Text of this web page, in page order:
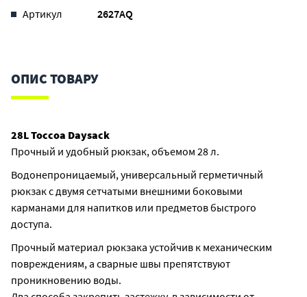
Артикул 2627AQ
ОПИС ТОВАРУ
28L Toccoa Daysack
Прочный и удобный рюкзак, объемом 28 л.
Водонепроницаемый, универсальный герметичный
рюкзак с двумя сетчатыми внешними боковыми
карманами для напитков или предметов быстрого
доступа.
Прочный материал рюкзака устойчив к механическим
повреждениям, а сварные швы препятствуют
проникновению воды.